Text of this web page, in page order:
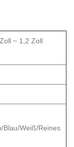
~ 1,2 Zoll
Blau/Weiß/Reines